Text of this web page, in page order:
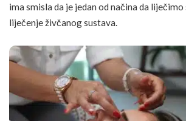
ima smisla da je jedan od načina da
liječenježivčanog sustava.